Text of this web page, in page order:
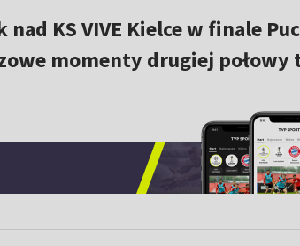
KS VIVE Kielce w finale
momenty drugiej połowy